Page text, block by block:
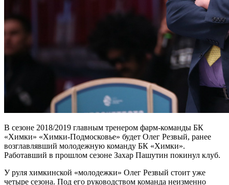
В сезоне 2018/2019 главным тренером фарм-команды БК
«Химки» «Химки-Подмосковье» будет Олег Резвый, ранее
возглавлявший молодежную команду БК «Химки».
Работавший в прошлом сезоне Захар Пашутин покинул клуб.
У руля химкинской «молодежки» Олег Резвый стоит уже
четыре сезона. Под его руководством команда неизменно